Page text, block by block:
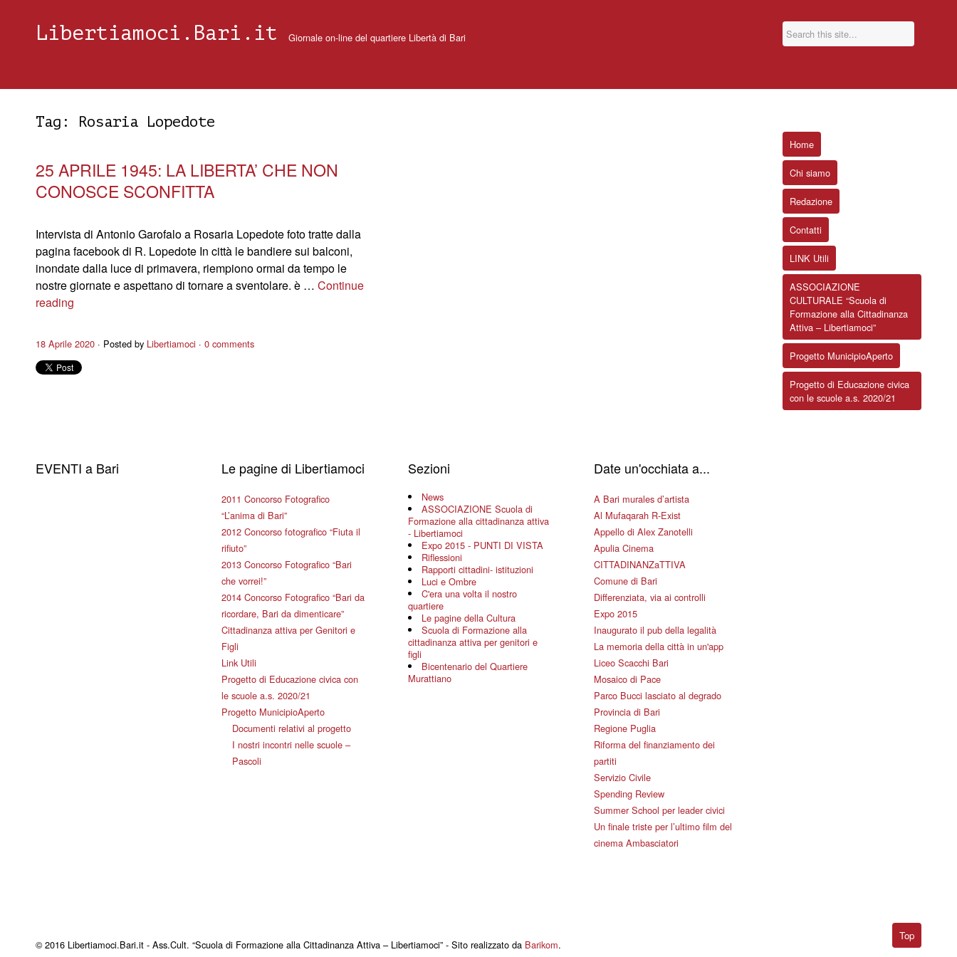
Libertiamoci.Bari.it Giornale on-line del quartiere Libertà di Bari
Tag: Rosaria Lopedote
25 APRILE 1945: LA LIBERTA’ CHE NON
CONOSCE SCONFITTA
Intervista di Antonio Garofalo a Rosaria Lopedote foto tratte dalla
pagina facebook di R. Lopedote In città le bandiere sui balconi,
inondate dalla luce di primavera, riempiono ormai da tempo le
nostre giornate e aspettano di tornare a sventolare. è … Continue
reading
18 Aprile 2020 Posted by Libertiamoci 0 comments
EVENTI a Bari Le pagine di Libertiamoci
2011 Concorso Fotografico
“L’anima di Bari”
2012 Concorso fotografico “Fiuta il
rifiuto”
2013 Concorso Fotografico “Bari
che vorrei!”
2014 Concorso Fotografico “Bari da
ricordare, Bari da dimenticare”
Cittadinanza attiva per Genitori e
Figli
Link Utili
Progetto di Educazione civica con
le scuole a.s. 2020/21
Progetto MunicipioAperto
Documenti relativi al progetto
I nostri incontri nelle scuole –
Pascoli
Sezioni
News
ASSOCIAZIONE Scuola di
Formazione alla cittadinanza attiva
- Libertiamoci
Expo 2015 - PUNTI DI VISTA
Riflessioni
Rapporti cittadini- istituzioni
Luci e Ombre
C'era una volta il nostro
quartiere
Le pagine della Cultura
Scuola di Formazione alla
cittadinanza attiva per genitori e
figli
Bicentenario del Quartiere
Murattiano
Date un'occhiata a...
A Bari murales d’artista
Al Mufaqarah R-Exist
Appello di Alex Zanotelli
Apulia Cinema
CITTADINANZaTTIVA
Comune di Bari
Differenziata, via ai controlli
Expo 2015
Inaugurato il pub della legalità
La memoria della città in un'app
Liceo Scacchi Bari
Mosaico di Pace
Parco Bucci lasciato al degrado
Provincia di Bari
Regione Puglia
Riforma del finanziamento dei
partiti
Servizio Civile
Spending Review
Summer School per leader civici
Un finale triste per l’ultimo film del
cinema Ambasciatori
Home
Chi siamo
Redazione
Contatti
LINK Utili
ASSOCIAZIONE
CULTURALE “Scuola di
Formazione alla Cittadinanza
Attiva – Libertiamoci”
Progetto MunicipioAperto
Progetto di Educazione civica
con le scuole a.s. 2020/21
© 2016 Libertiamoci.Bari.it - Ass.Cult. “Scuola di Formazione alla Cittadinanza Attiva – Libertiamoci” - Sito realizzato da Barikom.
Top